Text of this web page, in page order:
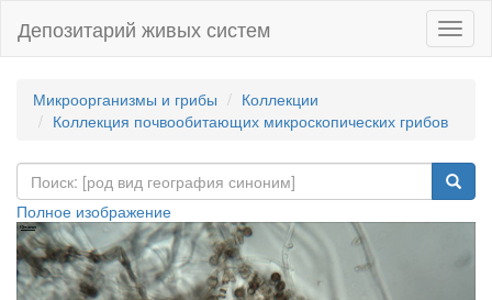
Депозитарий живых систем
Микроорганизмы и грибы
Коллекции
Коллекция почвообитающих микроскопических грибов
Полное изображение